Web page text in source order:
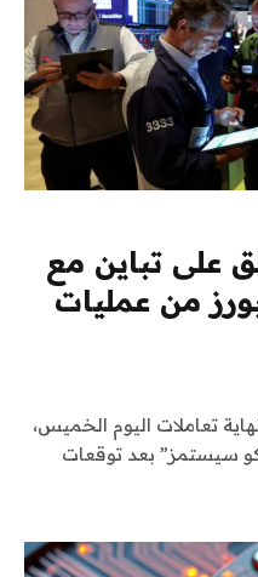
على تباين مع
من عمليات
تعاملات اليوم الخميس،
سيستمز” بعد توقعات